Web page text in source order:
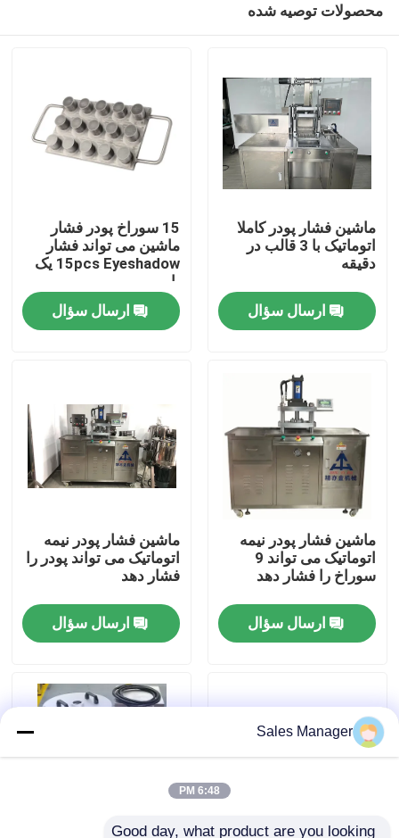
خانه
فیلم های
دربارهی ما
کارخانه تور
کنترل کیفیت
خط تولید رژ لب
ماشین پر کردن ماسکارا
محصولات توصیه شده
ماشین فشار پودر کاملا
اتوماتیک با 3 قالب در
دقیقه
ارسال سؤال
15 سوراخ پودر فشار
ماشین می تواند فشار
15pcs Eyeshadow یک
بار
ارسال سؤال
ماشین فشار پودر نیمه
اتوماتیک می تواند 9
سوراخ را فشار دهد
ارسال سؤال
ماشین فشار پودر نیمه
اتوماتیک می تواند پودر را
فشار دهد
ارسال سؤال
Sales Manager
6:48 PM
Good day, what product are you looking